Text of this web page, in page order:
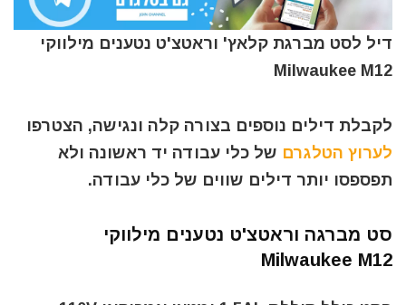
דיל לסט מברגת קלאץ' וראטצ'ט נטענים מילווקי
Milwaukee M12
לקבלת דילים נוספים בצורה קלה ונגישה, הצטרפו
לערוץ הטלגרם של כלי עבודה יד ראשונה ולא
תפספסו יותר דילים שווים של כלי עבודה.
סט מברגה וראטצ'ט נטענים מילווקי
Milwaukee M12